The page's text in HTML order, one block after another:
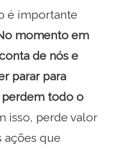
é importante
momento em
de nós e
parar para
perdem todo o
isso, perde valor
ações que